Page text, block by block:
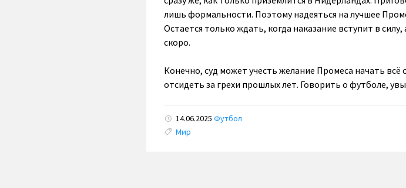
лишь формальности. Поэтому надеяться на лучшее
Остается только ждать, когда наказание вступит в силу,
скоро.
Конечно, суд может учесть желание Промеса начать всё
отсидеть за грехи прошлых лет. Говорить о футболе,
14.06.2025 Футбол
Tags:
Мир